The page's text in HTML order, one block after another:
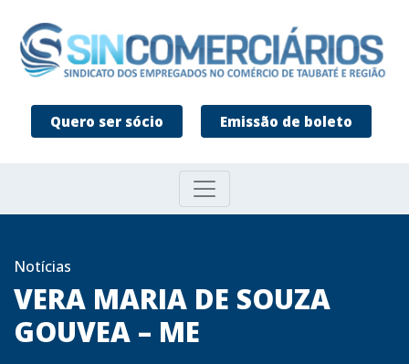
Quero ser sócio Emissão de boleto
Notícias
VERA MARIA DE SOUZA
GOUVEA – ME